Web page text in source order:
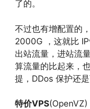
了的。
不过也有增配置的
2000G ，这就比
出站流量，进站流
算流量的比起来，
提，DDos 保护还是
特价VPS(OpenVZ)